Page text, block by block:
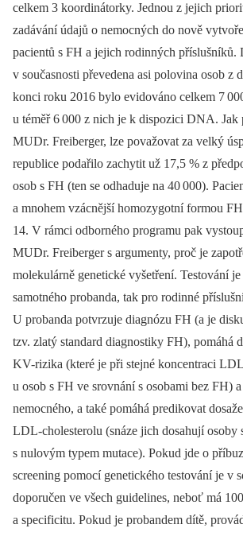
celkem 3 koordinátorky. Jednou z jejich
zadávání údajů o nemocných do nově
pacientů s FH a jejich rodinných příslušníků.
v současnosti převedena asi polovina osob z
konci roku 2016 bylo evidováno celkem 7
u téměř 6 000 z nich je k dispozici DNA. Jak
MUDr. Freiberger, lze považovat za velký
republice podařilo zachytit už 17,5 % z
osob s FH (ten se odhaduje na 40 000).
a mnohem vzácnější homozygotní formou
14. V rámci odborného programu pak
MUDr. Freiberger s argumenty, proč je
molekulárně genetické vyšetření. Testování
samotného probanda, tak pro rodinné
U probanda potvrzuje diagnózu FH (a je
tzv. zlatý standard diagnostiky FH), pomáhá
KV-rizika (které je při stejné koncentraci
u osob s FH ve srovnání s osobami bez FH)
nemocného, a také pomáhá predikovat
LDL-cholesterolu (snáze jich dosahují osoby
s nulovým typem mutace). Pokud jde o
screening pomocí genetického testování je v
doporučen ve všech guidelines, neboť má
a specificitu. Pokud je probandem dítě,